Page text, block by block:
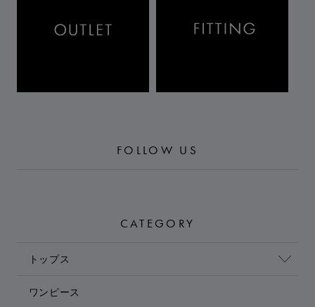
FOLLOW US
CATEGORY
トップス
ワンピース